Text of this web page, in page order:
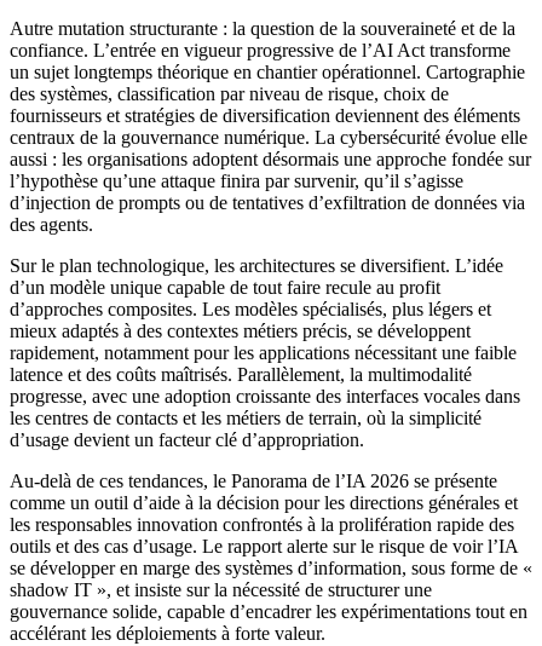
Autre mutation structurante : la question de la souveraineté et de la
confiance. L’entrée en vigueur progressive de l’AI Act transforme
un sujet longtemps théorique en chantier opérationnel. Cartographie
des systèmes, classification par niveau de risque, choix de
fournisseurs et stratégies de diversification deviennent des éléments
centraux de la gouvernance numérique. La cybersécurité évolue elle
aussi : les organisations adoptent désormais une approche fondée sur
l’hypothèse qu’une attaque finira par survenir, qu’il s’agisse
d’injection de prompts ou de tentatives d’exfiltration de données via
des agents.
Sur le plan technologique, les architectures se diversifient. L’idée
d’un modèle unique capable de tout faire recule au profit
d’approches composites. Les modèles spécialisés, plus légers et
mieux adaptés à des contextes métiers précis, se développent
rapidement, notamment pour les applications nécessitant une faible
latence et des coûts maîtrisés. Parallèlement, la multimodalité
progresse, avec une adoption croissante des interfaces vocales dans
les centres de contacts et les métiers de terrain, où la simplicité
d’usage devient un facteur clé d’appropriation.
Au-delà de ces tendances, le Panorama de l’IA 2026 se présente
comme un outil d’aide à la décision pour les directions générales et
les responsables innovation confrontés à la prolifération rapide des
outils et des cas d’usage. Le rapport alerte sur le risque de voir l’IA
se développer en marge des systèmes d’information, sous forme de «
shadow IT », et insiste sur la nécessité de structurer une
gouvernance solide, capable d’encadrer les expérimentations tout en
accélérant les déploiements à forte valeur.